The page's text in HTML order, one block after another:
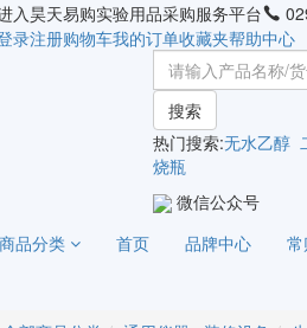
入昊天易购实验用品采购服务平台
录注册购物车我的订单收藏夹帮助中心
搜索
热门搜索:无水乙醇
烧瓶
微信公众号
品分类
首页 品牌中心